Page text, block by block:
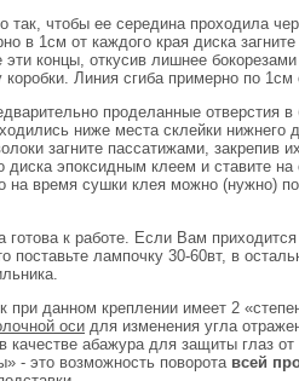
так, чтобы ее середина проходила
в 1см от каждого края диска
концы, откусив лишнее
Линия сгиба примерно по 1см
проделанные отверстия в
ниже места склейки нижнего
загните пассатижами, закрепив
диска эпоксидным клеем и ставите
на время сушки клея можно (нужно)
к работе. Если Вам
поставьте лампочку 30-60вт, в
при данном креплении имеет 2
оси для изменения угла
качестве абажура для защиты глаз от
- это возможность поворота всей